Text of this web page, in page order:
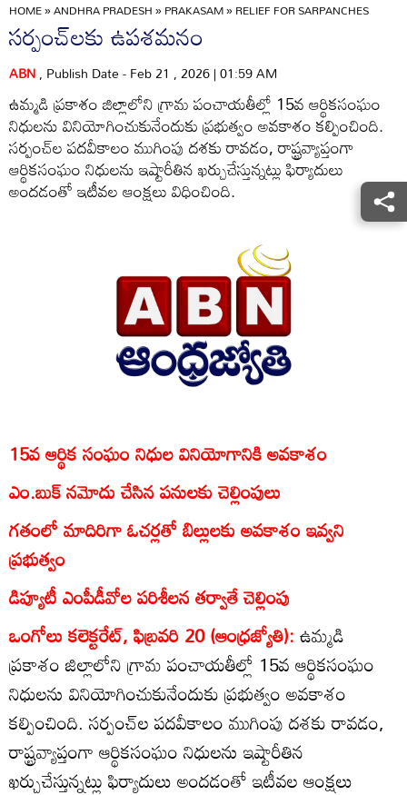
HOME»ANDHRA PRADESH»PRAKASAM»RELIEF FOR SARPANCHES
సర్పంచ్‌లకు ఉపశమనం
ABN, Publish Date - Feb 21 , 2026 | 01:59 AM
ఉమ్మడి ప్రకాశం జిల్లాలోని గ్రామ పంచాయతీల్లో 15వ ఆర్థికసంఘం
నిధులను వినియోగించుకునేందుకు ప్రభుత్వం అవకాశం కల్పించింది.
సర్పంచ్‌ల పదవీకాలం ముగింపు దశకు రావడం, రాష్ట్రవ్యాప్తంగా
ఆర్థికసంఘం నిధులను ఇష్టారీతిన ఖర్చుచేస్తున్నట్లు ఫిర్యాదులు
అందడంతో ఇటీవల ఆంక్షలు విధించింది.
15వ ఆర్థిక సంఘం నిధుల వినియోగానికి అవకాశం
ఎం.బుక్‌ నమోదు చేసిన పనులకు చెల్లింపులు
గతంలో మాదిరిగా ఓచర్లతో బిల్లులకు అవకాశం ఇవ్వని
ప్రభుత్వం
డిప్యూటీ ఎంపీడీవోల పరిశీలన తర్వాతే చెల్లింపు
ఒంగోలు కలెక్టరేట్‌, ఫిబ్రవరి 20 (ఆంధ్రజ్యోతి):ఉమ్మడి
ప్రకాశం జిల్లాలోని గ్రామ పంచాయతీల్లో 15వ ఆర్థికసంఘం
నిధులను వినియోగించుకునేందుకు ప్రభుత్వం అవకాశం
కల్పించింది. సర్పంచ్‌ల పదవీకాలం ముగింపు దశకు రావడం,
రాష్ట్రవ్యాప్తంగా ఆర్థికసంఘం నిధులను ఇష్టారీతిన
ఖర్చుచేస్తున్నట్లు ఫిర్యాదులు అందడంతో ఇటీవల ఆంక్షలు